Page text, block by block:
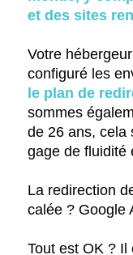
et des sites
Votre
configuré les
le plan de
sommes
de 26 ans, cela
gage de fluidité
La redirection
calée ? Google
Tout est OK ?